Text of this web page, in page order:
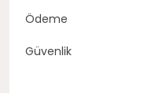
Ödeme
Güvenlik